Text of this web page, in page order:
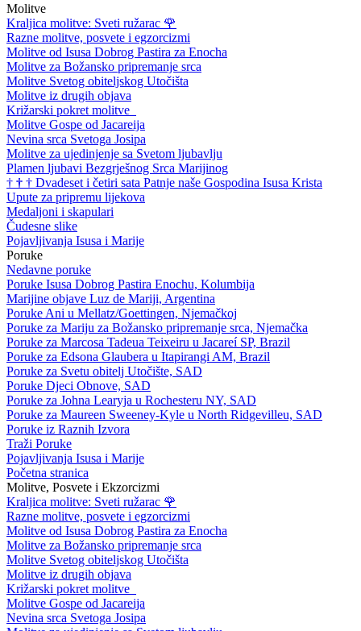
Molitve
Kraljica molitve: Sveti ružarac 🌹
Razne molitve, posvete i egzorcizmi
Molitve od Isusa Dobrog Pastira za Enocha
Molitve za Božansko pripremanje srca
Molitve Svetog obiteljskog Utočišta
Molitve iz drugih objava
Križarski pokret molitve
Molitve Gospe od Jacareija
Nevina srca Svetoga Josipa
Molitve za ujedinjenje sa Svetom ljubavlju
Plamen ljubavi Bezgrješnog Srca Marijinog
† † † Dvadeset i četiri sata Patnje naše Gospodina Isusa Krista
Upute za pripremu lijekova
Medaljoni i skapulari
Čudesne slike
Pojavljivanja Isusa i Marije
Poruke
Nedavne poruke
Poruke Isusa Dobrog Pastira Enochu, Kolumbija
Marijine objave Luz de Mariji, Argentina
Poruke Ani u Mellatz/Goettingen, Njemačkoj
Poruke za Mariju za Božansko pripremanje srca, Njemačka
Poruke za Marcosa Tadeua Teixeiru u Jacareí SP, Brazil
Poruke za Edsona Glaubera u Itapirangi AM, Brazil
Poruke za Svetu obitelj Utočište, SAD
Poruke Djeci Obnove, SAD
Poruke za Johna Learyja u Rochesteru NY, SAD
Poruke za Maureen Sweeney-Kyle u North Ridgevilleu, SAD
Poruke iz Raznih Izvora
Traži Poruke
Pojavljivanja Isusa i Marije
Početna stranica
Molitve, Posvete i Ekzorcizmi
Kraljica molitve: Sveti ružarac 🌹
Razne molitve, posvete i egzorcizmi
Molitve od Isusa Dobrog Pastira za Enocha
Molitve za Božansko pripremanje srca
Molitve Svetog obiteljskog Utočišta
Molitve iz drugih objava
Križarski pokret molitve
Molitve Gospe od Jacareija
Nevina srca Svetoga Josipa